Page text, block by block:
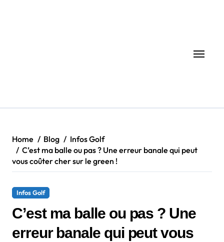
Home Blog
Infos Golf
C’est ma balle ou pas ? Une erreur banale qui peut
vous coûter cher sur le green !
Infos Golf
C’est ma balle ou pas ? Une
erreur banale qui peut vous